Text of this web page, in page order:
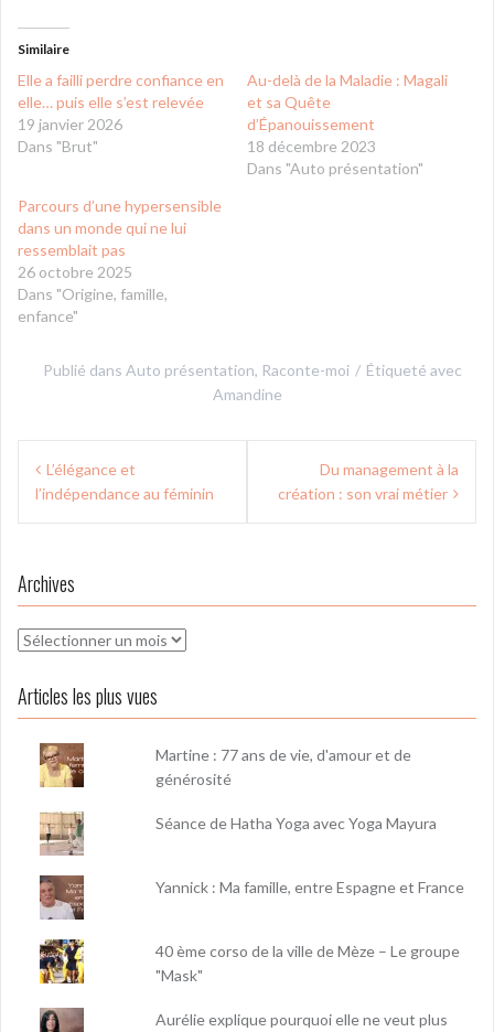
Similaire
Elle a failli perdre confiance en
elle… puis elle s’est relevée
19 janvier 2026
Dans "Brut"
Au-delà de la Maladie : Magali
et sa Quête
d’Épanouissement
18 décembre 2023
Dans "Auto présentation"
Parcours d’une hypersensible
dans un monde qui ne lui
ressemblait pas
26 octobre 2025
Dans "Origine, famille,
enfance"
Publié dans Auto présentation, Raconte-moi
Étiqueté avec
Amandine
Navigation
deL’élégance et
l’indépendance au féminin
Du management à la
création : son vrai métier
Archives
Archives
Articles les plus vues
Martine : 77 ans de vie, d'amour et de
générosité
Séance de Hatha Yoga avec Yoga Mayura
Yannick : Ma famille, entre Espagne et France
40 ème corso de la ville de Mèze – Le groupe
"Mask"
Aurélie explique pourquoi elle ne veut plus